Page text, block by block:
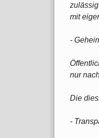
mit
-
nur
Die
-